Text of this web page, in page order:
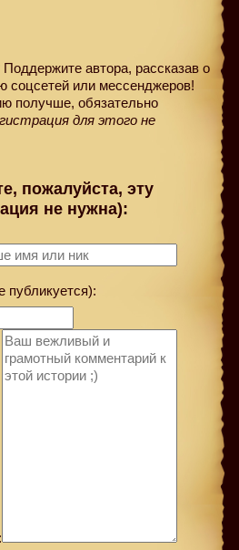
автора, рассказав о
соцсетей или мессенджеров!
получше, обязательно
для этого не
пожалуйста, эту
не нужна):
публикуется):